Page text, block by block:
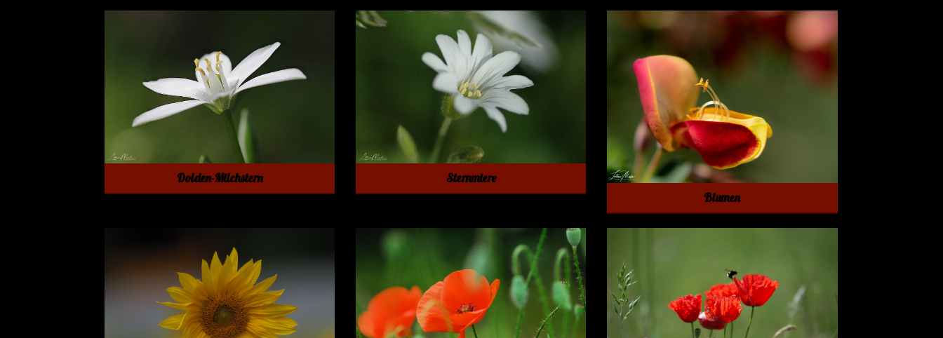
Dolden-Milchstern
Sternmiere
Blumen